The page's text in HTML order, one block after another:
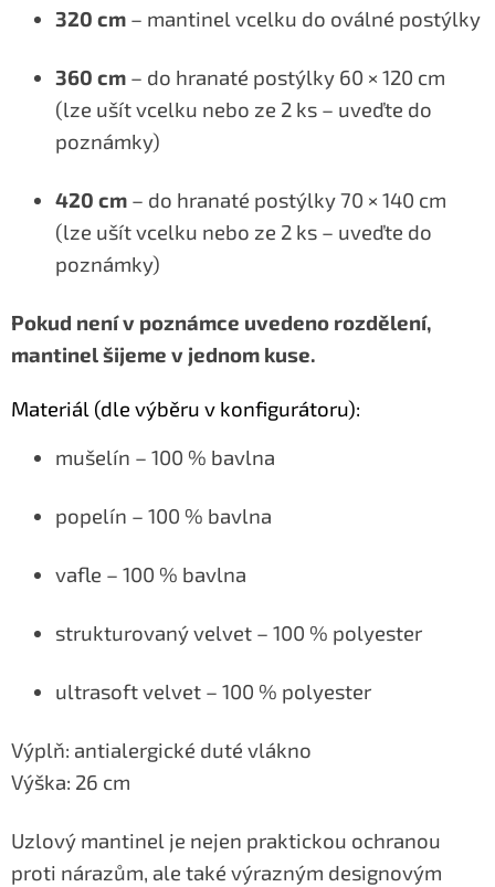
320 cm – mantinel vcelku do oválné postýlky
360 cm – do hranaté postýlky 60 × 120 cm
(lze ušít vcelku nebo ze 2 ks – uveďte do
poznámky)
420 cm – do hranaté postýlky 70 × 140 cm
(lze ušít vcelku nebo ze 2 ks – uveďte do
poznámky)
Pokud není v poznámce uvedeno rozdělení,
mantinel šijeme v jednom kuse.
Materiál (dle výběru v konfigurátoru):
mušelín – 100 % bavlna
popelín – 100 % bavlna
vafle – 100 % bavlna
strukturovaný velvet – 100 % polyester
ultrasoft velvet – 100 % polyester
Výplň: antialergické duté vlákno
Výška: 26 cm
Uzlový mantinel je nejen praktickou ochranou
proti nárazům, ale také výrazným designovým